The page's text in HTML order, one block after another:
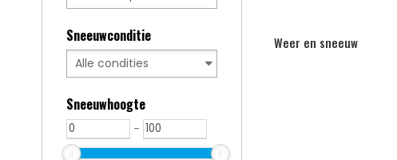
Weer en sneeuw
Sneeuwconditie
Sneeuwhoogte
-